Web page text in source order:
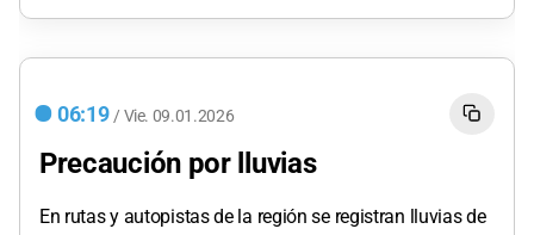
06:19 / Vie. 09.01.2026
Precaución por lluvias
En rutas y autopistas de la región se registran lluvias de